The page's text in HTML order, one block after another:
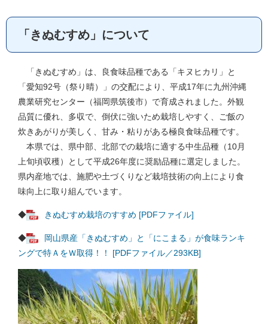
「きぬむすめ」について
「きぬむすめ」は、良食味品種である「キヌヒカリ」と
「愛知92号（祭り晴）」の交配により、平成17年に九州沖縄
農業研究センター（福岡県筑後市）で育成されました。外観
品質に優れ、多収で、倒伏に強いため栽培しやすく、ご飯の
炊きあがりが美しく、甘み・粘りがある極良食味品種です。
本県では、県中部、北部での栽培に適する中生品種（10月
上旬頃収穫）として平成26年度に奨励品種に選定しました。
県内産地では、施肥や土づくりなど栽培技術の向上により食
味向上に取り組んでいます。
◆ きぬむすめ栽培のすすめ [PDFファイル]
◆
岡山県産「きぬむすめ」と「にこまる」が食味ランキ
ングで特ＡをＷ取得！！ [PDFファイル／293KB]